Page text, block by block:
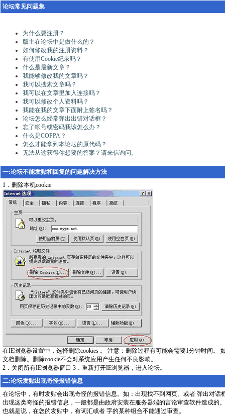
论坛常见问题集
为什么要注册？
版主在论坛中是做什么的？
如何修改我的注册资料？
有使用Cookie纪录吗？
什么是最新文章？
我能够修改我的文章吗？
我可以搜索文章吗？
我可以在文章里加入连接吗？
我可以修改个人资料吗？
我能在我的文章下面附上签名吗？
论坛怎么经常弹出出错对话框？
忘了帐号或密码我该怎么办？
什么是COPPA ？
怎么才能拿到本论坛的原代码？
无法从这获得你想要的答案？请来信询问。
一:论坛不能发贴和回复的问题解决方法
1．删除本机cookie
在IE浏览器设置中，选择删除cookies 。 注意：删除过程有可能会需要1分钟时间
文档删除。删除cookie不会对系统应用产生任何不良影响。
2．关闭所有IE浏览器窗口 3．重新打开IE浏览器，进入论坛。
二:论坛发贴出现奇怪报错信息
在论坛中，有时发贴会出现奇怪的报错信息。如：出现找不到网页、或者 弹出对话
出现这类奇怪的报错信息，一般都是由政府安装在服务器端的言论审查软件造成的。
也就是说，在您的发贴中，有词汇或者 字的某种组合不能通过审查。